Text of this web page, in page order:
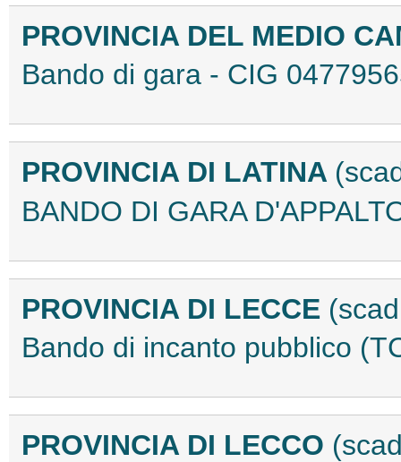
PROVINCIA DEL MEDIO
Bando di gara - CIG
PROVINCIA DI LATINA
BANDO DI GARA
PROVINCIA DI LECCE
Bando di incanto pubblico
PROVINCIA DI LECCO